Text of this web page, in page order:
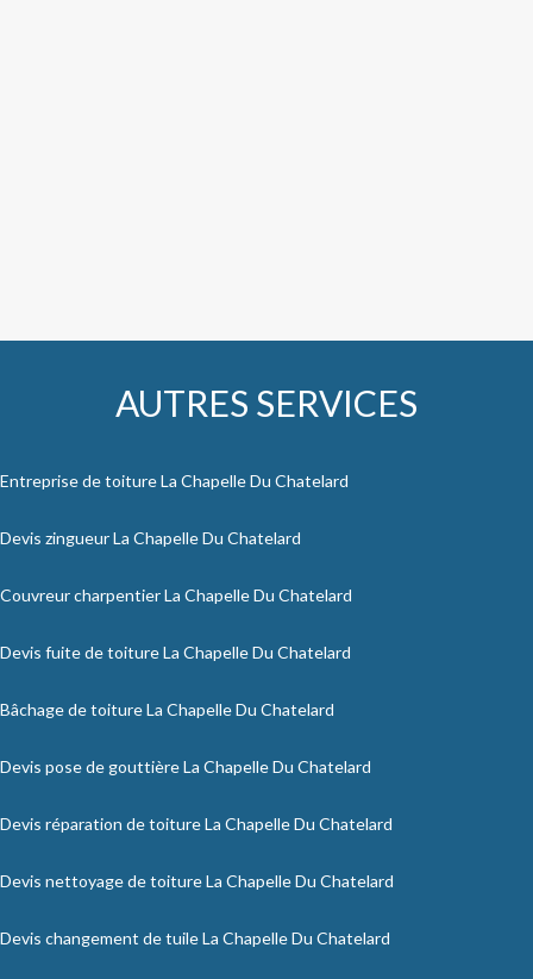
AUTRES SERVICES
Entreprise de toiture La Chapelle Du Chatelard
Devis zingueur La Chapelle Du Chatelard
Couvreur charpentier La Chapelle Du Chatelard
Devis fuite de toiture La Chapelle Du Chatelard
Bâchage de toiture La Chapelle Du Chatelard
Devis pose de gouttière La Chapelle Du Chatelard
Devis réparation de toiture La Chapelle Du Chatelard
Devis nettoyage de toiture La Chapelle Du Chatelard
Devis changement de tuile La Chapelle Du Chatelard